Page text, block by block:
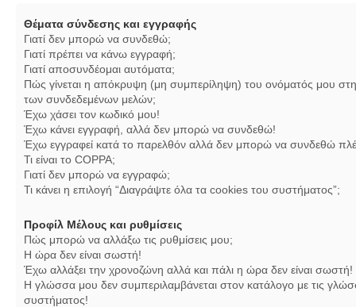
Θέματα σύνδεσης και εγγραφής
Γιατί δεν μπορώ να συνδεθώ;
Γιατί πρέπει να κάνω εγγραφή;
Γιατί αποσυνδέομαι αυτόματα;
Πώς γίνεται η απόκρυψη (μη συμπερίληψη) του ονόματός μου στη
των συνδεδεμένων μελών;
Έχω χάσει τον κωδικό μου!
Έχω κάνει εγγραφή, αλλά δεν μπορώ να συνδεθώ!
Έχω εγγραφεί κατά το παρελθόν αλλά δεν μπορώ να συνδεθώ
Τι είναι το COPPA;
Γιατί δεν μπορώ να εγγραφώ;
Τι κάνει η επιλογή “Διαγράψτε όλα τα cookies του συστήματος”;
Προφίλ Μέλους και ρυθμίσεις
Πώς μπορώ να αλλάξω τις ρυθμίσεις μου;
Η ώρα δεν είναι σωστή!
Έχω αλλάξει την χρονοζώνη αλλά και πάλι η ώρα δεν είναι σωστή!
Η γλώσσα μου δεν συμπεριλαμβάνεται στον κατάλογο με τις
συστήματος!